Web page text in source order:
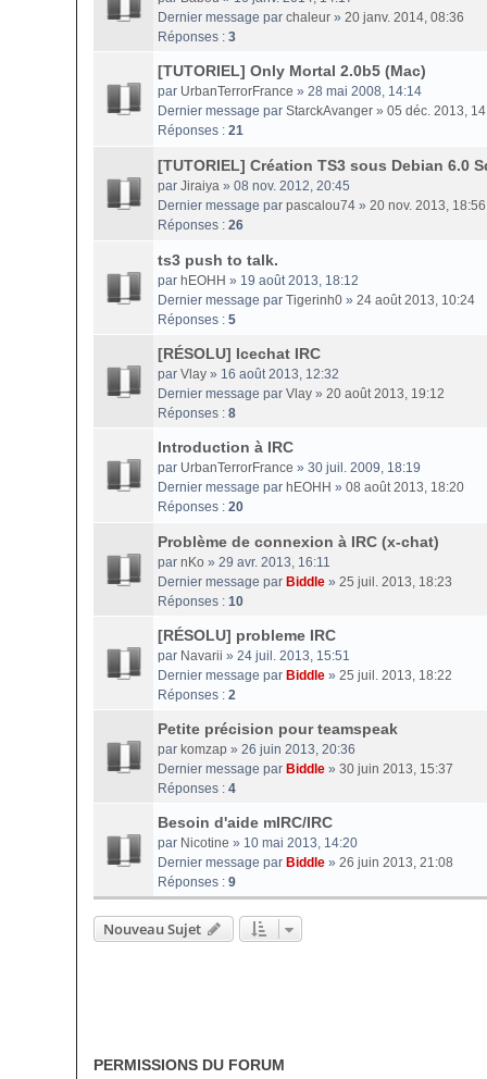
Dernier message par chaleur » 20 janv. 2014, 08:36
Réponses : 3
[TUTORIEL] Only Mortal 2.0b5 (Mac)
par UrbanTerrorFrance » 28 mai 2008, 14:14
Dernier message par StarckAvanger » 05 déc. 2013,
Réponses : 21
[TUTORIEL] Création TS3 sous Debian 6.0
par Jiraiya » 08 nov. 2012, 20:45
Dernier message par pascalou74 » 20 nov. 2013, 18:56
Réponses : 26
ts3 push to talk.
par hEOHH » 19 août 2013, 18:12
Dernier message par Tigerinh0 » 24 août 2013, 10:24
Réponses : 5
[RÉSOLU] Icechat IRC
par Vlay » 16 août 2013, 12:32
Dernier message par Vlay » 20 août 2013, 19:12
Réponses : 8
Introduction à IRC
par UrbanTerrorFrance » 30 juil. 2009, 18:19
Dernier message par hEOHH » 08 août 2013, 18:20
Réponses : 20
Problème de connexion à IRC (x-chat)
par nKo » 29 avr. 2013, 16:11
Dernier message par Biddle » 25 juil. 2013, 18:23
Réponses : 10
[RÉSOLU] probleme IRC
par Navarii » 24 juil. 2013, 15:51
Dernier message par Biddle » 25 juil. 2013, 18:22
Réponses : 2
Petite précision pour teamspeak
par komzap » 26 juin 2013, 20:36
Dernier message par Biddle » 30 juin 2013, 15:37
Réponses : 4
Besoin d'aide mIRC/IRC
par Nicotine » 10 mai 2013, 14:20
Dernier message par Biddle » 26 juin 2013, 21:08
Réponses : 9
Nouveau Sujet
PERMISSIONS DU FORUM